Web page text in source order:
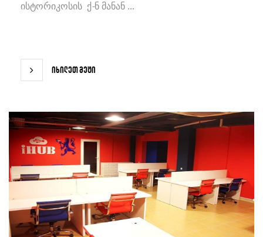
ისტორიკოსის ქ-ნ მანან ...
იხილეთ მეტი
იხილეთ მეტი